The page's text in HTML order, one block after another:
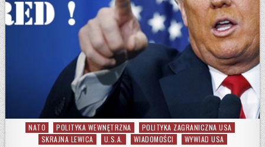
Posted in
NATO POLITYKA WEWNĘTRZNA
POLITYKA ZAGRANICZNA USA
SKRAJNA LEWICA
U.S.A. WIADOMOŚCI WYWIAD USA